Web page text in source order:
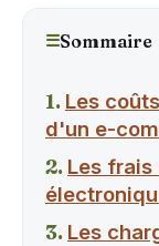
☰Sommaire
Les
d'un e-
Les
Les